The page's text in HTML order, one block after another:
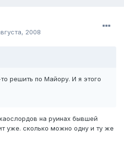
2008
решить по Майору. И я этого
на руинах бывшей
уже. сколько можно одну и ту же